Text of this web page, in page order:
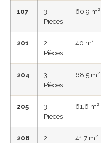
107
3
Pièces
60,9 m²
201
2
Pièces
40 m²
204
3
Pièces
68,5 m²
205
3
Pièces
61,6 m²
206
2
41,7 m²